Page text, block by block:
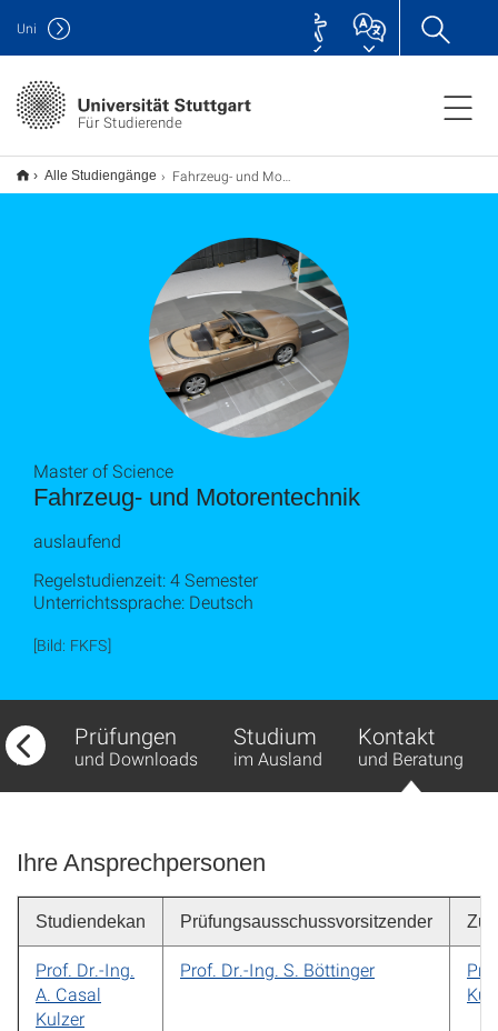
Für Studierende
Uni
Alle Studiengänge Fahrzeug- und Motorentechnik M.Sc.
Fahrzeug- und Motorentechnik
Master of Science
auslaufend
Regelstudienzeit: 4 Semester
Unterrichtssprache: Deutsch
[Bild: FKFS]
Prüfungen
und Downloads
Studium
im Ausland
Kontakt
und Beratung
Ihre Ansprechpersonen
Studiendekan Prüfungsausschussvorsitzender
Prof. Dr.-Ing.
A. Casal
Kulzer
Prof. Dr.-Ing. S. Böttinger